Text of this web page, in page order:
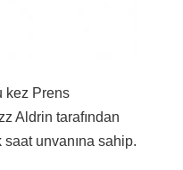
kez Prens
Aldrin tarafından
unvanına sahip.